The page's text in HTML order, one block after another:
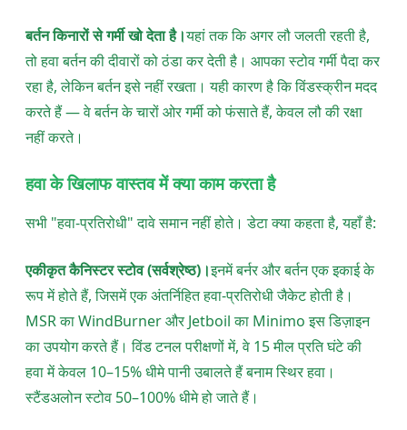
बर्तन किनारों से गर्मी खो देता है।यहां तक कि अगर लौ जलती रहती है,
तो हवा बर्तन की दीवारों को ठंडा कर देती है। आपका स्टोव गर्मी पैदा कर
रहा है, लेकिन बर्तन इसे नहीं रखता। यही कारण है कि विंडस्क्रीन मदद
करते हैं — वे बर्तन के चारों ओर गर्मी को फंसाते हैं, केवल लौ की रक्षा
नहीं करते।
हवा के खिलाफ वास्तव में क्या काम करता है
सभी "हवा-प्रतिरोधी" दावे समान नहीं होते। डेटा क्या कहता है, यहाँ है:
एकीकृत कैनिस्टर स्टोव (सर्वश्रेष्ठ)।इनमें बर्नर और बर्तन एक इकाई के
रूप में होते हैं, जिसमें एक अंतर्निहित हवा-प्रतिरोधी जैकेट होती है।
MSR का WindBurner और Jetboil का Minimo इस डिज़ाइन
का उपयोग करते हैं। विंड टनल परीक्षणों में, वे 15 मील प्रति घंटे की
हवा में केवल 10–15% धीमे पानी उबालते हैं बनाम स्थिर हवा।
स्टैंडअलोन स्टोव 50–100% धीमे हो जाते हैं।